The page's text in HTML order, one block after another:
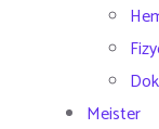
Meister